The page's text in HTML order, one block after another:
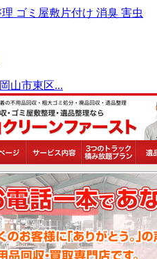
ゴミ屋敷片付け 消臭 害虫
山市東区...